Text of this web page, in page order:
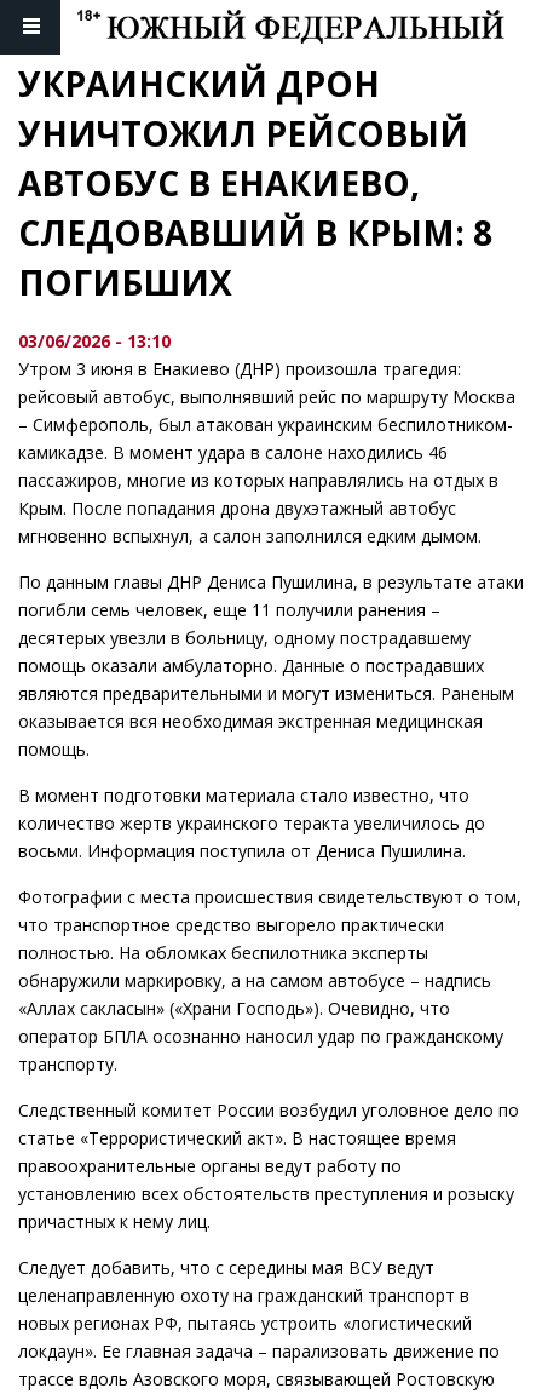
УКРАИНСКИЙ ДРОН
УНИЧТОЖИЛ РЕЙСОВЫЙ
АВТОБУС В ЕНАКИЕВО,
СЛЕДОВАВШИЙ В КРЫМ: 8
ПОГИБШИХ
03/06/2026 - 13:10
Утром 3 июня в Енакиево (ДНР) произошла трагедия:
рейсовый автобус, выполнявший рейс по маршруту Москва
– Симферополь, был атакован украинским беспилотником-
камикадзе. В момент удара в салоне находились 46
пассажиров, многие из которых направлялись на отдых в
Крым. После попадания дрона двухэтажный автобус
мгновенно вспыхнул, а салон заполнился едким дымом.
По данным главы ДНР Дениса Пушилина, в результате атаки
погибли семь человек, еще 11 получили ранения –
десятерых увезли в больницу, одному пострадавшему
помощь оказали амбулаторно. Данные о пострадавших
являются предварительными и могут измениться. Раненым
оказывается вся необходимая экстренная медицинская
помощь.
В момент подготовки материала стало известно, что
количество жертв украинского теракта увеличилось до
восьми. Информация поступила от Дениса Пушилина.
Фотографии с места происшествия свидетельствуют о том,
что транспортное средство выгорело практически
полностью. На обломках беспилотника эксперты
обнаружили маркировку, а на самом автобусе – надпись
«Аллах сакласын» («Храни Господь»). Очевидно, что
оператор БПЛА осознанно наносил удар по гражданскому
транспорту.
Следственный комитет России возбудил уголовное дело по
статье «Террористический акт». В настоящее время
правоохранительные органы ведут работу по
установлению всех обстоятельств преступления и розыску
причастных к нему лиц.
Следует добавить, что с середины мая ВСУ ведут
целенаправленную охоту на гражданский транспорт в
новых регионах РФ, пытаясь устроить «логистический
локдаун». Ее главная задача – парализовать движение по
трассе вдоль Азовского моря, связывающей Ростовскую